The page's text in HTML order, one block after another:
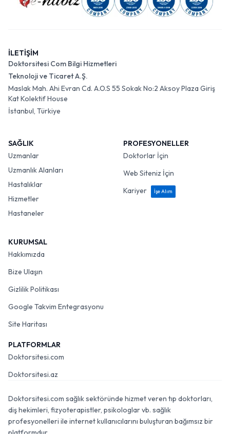
İLETİŞİM
Doktorsitesi Com Bilgi Hizmetleri
Teknoloji ve Ticaret A.Ş.
Maslak Mah. Ahi Evran Cd. A.O.S 55 Sokak No:2 Aksoy Plaza Giriş
Kat Kolektif House
İstanbul, Türkiye
SAĞLIK
Uzmanlar
Uzmanlık Alanları
Hastalıklar
Hizmetler
Hastaneler
PROFESYONELLER
Doktorlar İçin
Web Siteniz İçin
Kariyer
İşe Alım
KURUMSAL
Hakkımızda
Bize Ulaşın
Gizlilik Politikası
Google Takvim Entegrasyonu
Site Haritası
PLATFORMLAR
Doktorsitesi.com
Doktorsitesi.az
Doktorsitesi.com sağlık sektöründe hizmet veren tıp doktorları,
diş hekimleri, fizyoterapistler, psikologlar vb. sağlık
profesyonelleri ile internet kullanıcılarını buluşturan bağımsız bir